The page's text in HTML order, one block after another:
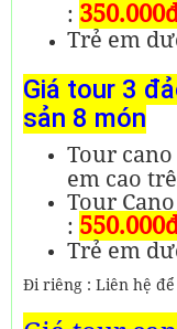
:
Trẻ em
Giá tour 3
sản 8 món
Tour
em cao
Tour
:
Trẻ em
Đi riêng : Liên hệ